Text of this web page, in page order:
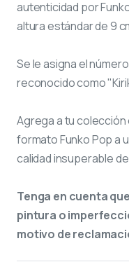
autenticidad por
altura estándar de 9
Se le asigna el número
reconocido como
Agrega a tu
formato Funko Pop a
calidad insuperable de
Tenga en cuenta
pintura o
motivo de